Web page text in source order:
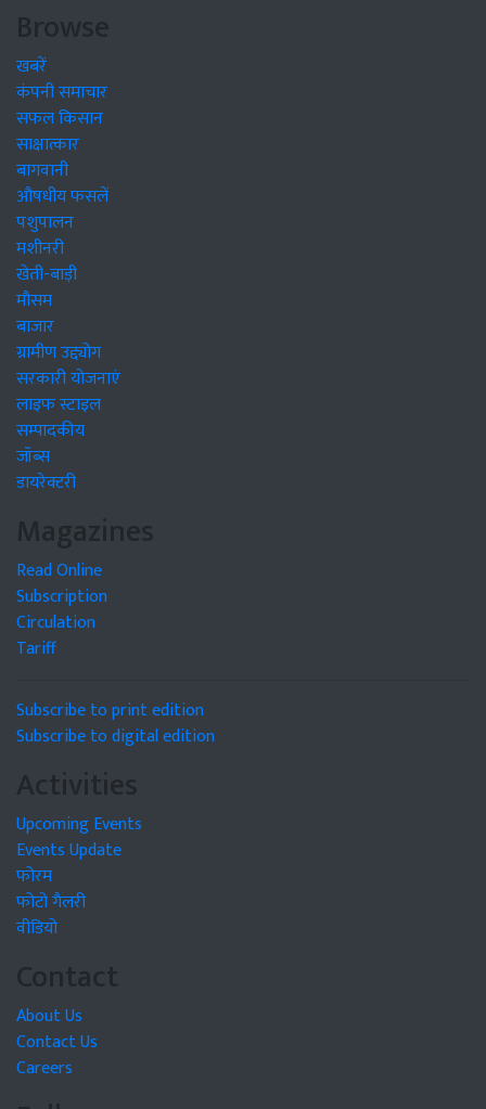
Browse
खबरें
कंपनी समाचार
सफल किसान
साक्षात्कार
बागवानी
औषधीय फसलें
पशुपालन
मशीनरी
खेती-बाड़ी
मौसम
बाजार
ग्रामीण उद्द्योग
सरकारी योजनाएं
लाइफ स्टाइल
सम्पादकीय
जॉब्स
डायरेक्टरी
Magazines
Read Online
Subscription
Circulation
Tariff
Subscribe to print edition
Subscribe to digital edition
Activities
Upcoming Events
Events Update
फोरम
फोटो गैलरी
वीडियो
Contact
About Us
Contact Us
Careers